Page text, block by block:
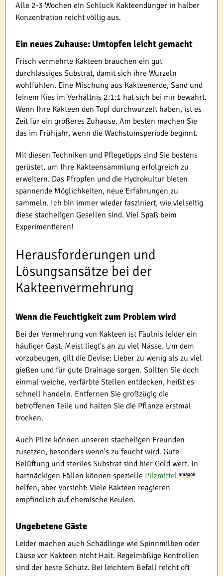
Alle 2-3 Wochen ein Schluck Kakteendünger in halber
Konzentration reicht völlig aus.
Ein neues Zuhause: Umtopfen leicht gemacht
Frisch vermehrte Kakteen brauchen ein gut
durchlässiges Substrat, damit sich ihre Wurzeln
wohlfühlen. Eine Mischung aus Kakteenerde, Sand und
feinem Kies im Verhältnis 2:1:1 hat sich bei mir bewährt.
Wenn Ihre Kakteen den Topf durchwurzelt haben, ist es
Zeit für ein größeres Zuhause. Am besten machen Sie
das im Frühjahr, wenn die Wachstumsperiode beginnt.
Mit diesen Techniken und Pflegetipps sind Sie bestens
gerüstet, um Ihre Kakteensammlung erfolgreich zu
erweitern. Das Pfropfen und die Hydrokultur bieten
spannende Möglichkeiten, neue Erfahrungen zu
sammeln. Ich bin immer wieder fasziniert, wie vielseitig
diese stacheligen Gesellen sind. Viel Spaß beim
Experimentieren!
Herausforderungen und
Lösungsansätze bei der
Kakteenvermehrung
Wenn die Feuchtigkeit zum Problem wird
Bei der Vermehrung von Kakteen ist Fäulnis leider ein
häufiger Gast. Meist liegt's an zu viel Nässe. Um dem
vorzubeugen, gilt die Devise: Lieber zu wenig als zu viel
gießen und für gute Drainage sorgen. Sollten Sie doch
einmal weiche, verfärbte Stellen entdecken, heißt es
schnell handeln. Entfernen Sie großzügig die
betroffenen Teile und halten Sie die Pflanze erstmal
trocken.
Auch Pilze können unseren stacheligen Freunden
zusetzen, besonders wenn's zu feucht wird. Gute
Belüftung und steriles Substrat sind hier Gold wert. In
hartnäckigen Fällen können spezielle Pilzmittel
helfen, aber Vorsicht: Viele Kakteen reagieren
empfindlich auf chemische Keulen.
Ungebetene Gäste
Leider machen auch Schädlinge wie Spinnmilben oder
Läuse vor Kakteen nicht Halt. Regelmäßige Kontrollen
sind der beste Schutz. Bei leichtem Befall reicht oft